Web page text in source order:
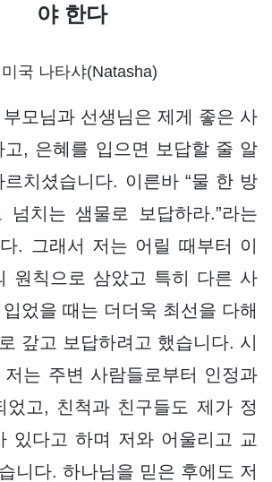
야 한다
미국 나타샤(Natasha)
모님과 선생님은 제게 좋은 사
고, 은혜를 입으면 보답할 줄 알
치셨습니다. 이른바 “물 한 방
넘치는 샘물로 보답하라.”라는
. 그래서 저는 어릴 때부터 이
원칙으로 삼았고 특히 다른 사
었을 때는 더더욱 최선을 다해
갚고 보답하려고 했습니다. 시
는 주변 사람들로부터 인정과
었고, 친척과 친구들도 제가 정
있다고 하며 저와 어울리고 교
니다. 하나님을 믿은 후에도 저